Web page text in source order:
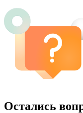
Остались